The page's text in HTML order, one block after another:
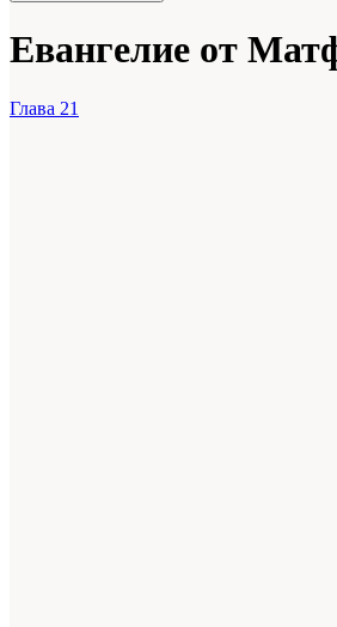
Евангелие от
Глава 21